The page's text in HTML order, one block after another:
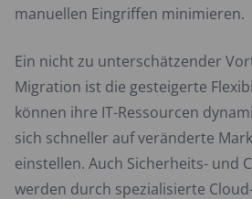
manuellen Eingriffen minimieren.
Ein nicht zu unterschätzender
Migration ist die gesteigerte
können ihre IT-Ressourcen
sich schneller auf veränderte
einstellen. Auch Sicherheits- und
werden durch spezialisierte